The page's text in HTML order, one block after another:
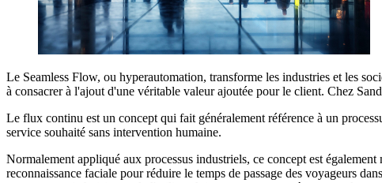
Le Seamless Flow, ou hyperautomation, transforme les industries et les
à consacrer à l'ajout d'une véritable valeur ajoutée pour le client. Chez
Le flux continu est un concept qui fait généralement référence à un
service souhaité sans intervention humaine.
Normalement appliqué aux processus industriels, ce concept est
reconnaissance faciale pour réduire le temps de passage des voyageurs